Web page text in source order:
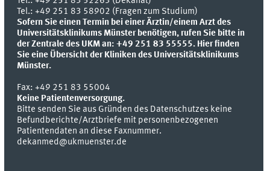
Tel.: +49 251 83 58902 (Fragen zum Studium)
Sofern Sie einen Termin bei einer Ärztin/einem Arzt des
Universitätsklinikums Münster benötigen, rufen Sie bitte in
der Zentrale des UKM an: +49 251 83 55555. Hier finden
Sie eine Übersicht der Kliniken des Universitätsklinikums
Münster.
Fax:+49 251 83 55004
Keine Patientenversorgung.
Bitte senden Sie aus Gründen des Datenschutzes keine
Befundberichte/Arztbriefe mit personenbezogenen
Patientendaten an diese Faxnummer.
dekanmed@ukmuenster.de